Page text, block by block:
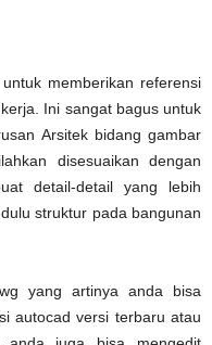
memberikan referensi
Ini sangat bagus untuk
Arsitek bidang gambar
disesuaikan dengan
detail-detail yang lebih
struktur pada bangunan
yang artinya anda bisa
autocad versi terbaru atau